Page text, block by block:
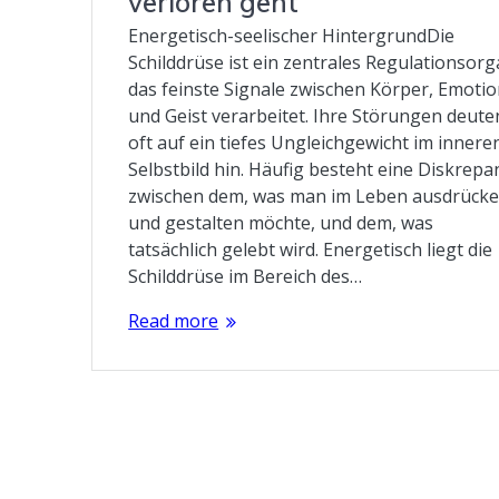
Energetisch-seelischer HintergrundDie
Schilddrüse ist ein zentrales
das feinste Signale zwischen Körper,
und Geist verarbeitet. Ihre Störungen
oft auf ein tiefes Ungleichgewicht im
Selbstbild hin. Häufig besteht eine
zwischen dem, was man im Leben
und gestalten möchte, und dem, was
tatsächlich gelebt wird. Energetisch liegt die
Schilddrüse im Bereich des…
Read more